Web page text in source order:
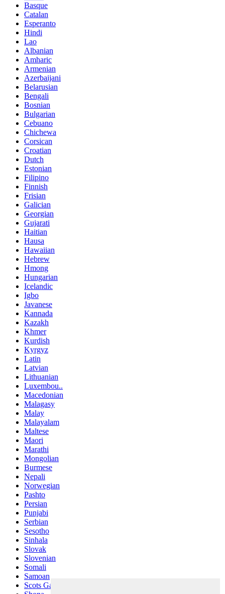
Basque
Catalan
Esperanto
Hindi
Lao
Albanian
Amharic
Armenian
Azerbaijani
Belarusian
Bengali
Bosnian
Bulgarian
Cebuano
Chichewa
Corsican
Croatian
Dutch
Estonian
Filipino
Finnish
Frisian
Galician
Georgian
Gujarati
Haitian
Hausa
Hawaiian
Hebrew
Hmong
Hungarian
Icelandic
Igbo
Javanese
Kannada
Kazakh
Khmer
Kurdish
Kyrgyz
Latin
Latvian
Lithuanian
Luxembou..
Macedonian
Malagasy
Malay
Malayalam
Maltese
Maori
Marathi
Mongolian
Burmese
Nepali
Norwegian
Pashto
Persian
Punjabi
Serbian
Sesotho
Sinhala
Slovak
Slovenian
Somali
Samoan
Scots Gaelic